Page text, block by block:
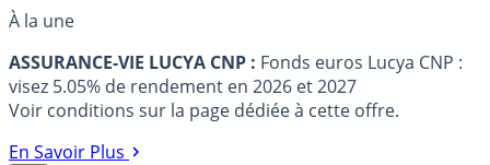
À la une
ASSURANCE-VIE LUCYA CNP : Fonds euros Lucya CNP :
visez 5.05% de rendement en 2026 et 2027
Voir conditions sur la page dédiée à cette offre.
En Savoir Plus